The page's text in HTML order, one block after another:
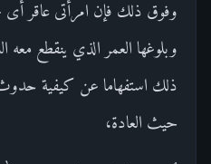
وفوق ذلك فإن امرأتى عاقر أى
وبلوغها العمر الذي ينقطع معه
ذلك استفهاما عن كيفية حدوث
حيث العادة،